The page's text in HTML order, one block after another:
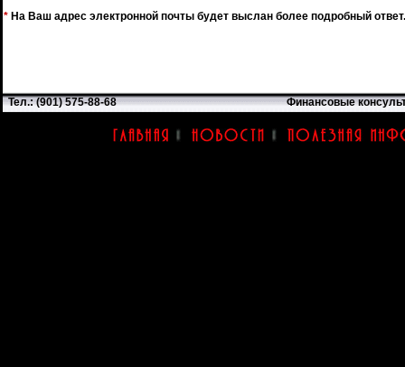
* На Ваш адрес электронной почты будет выслан более подробный ответ.
Тел.: (901) 575-88-68 Финансовые